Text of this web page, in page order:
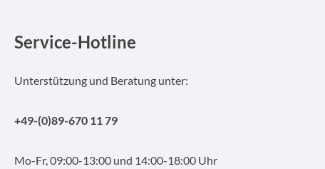
Service-Hotline
Unterstützung und Beratung unter:
+49-(0)89-670 11 79
Mo-Fr, 09:00-13:00 und 14:00-18:00 Uhr